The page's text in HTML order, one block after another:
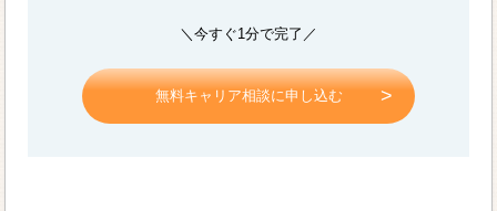
＼今すぐ1分で完了／
無料キャリア相談に申し込む